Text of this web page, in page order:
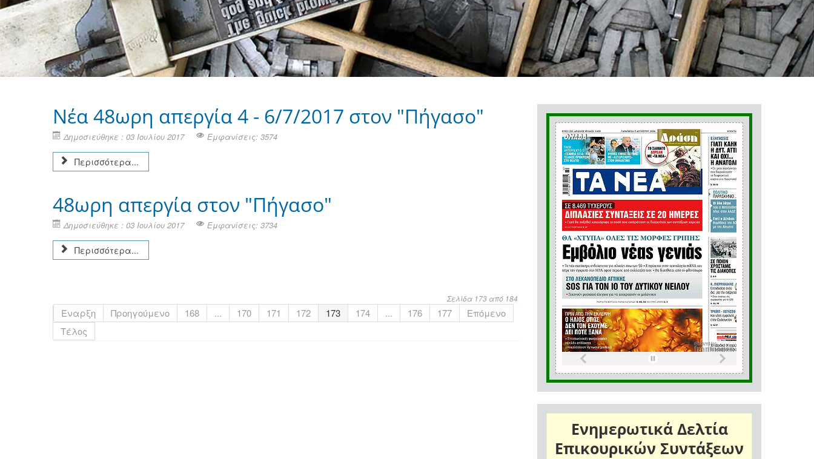
Νέα 48ωρη απεργία 4 - 6/7/2017 στον "Πήγασο"
Δημοσιεύθηκε : 03 Ιουλίου 2017 Εμφανίσεις: 3574
Περισσότερα...
48ωρη απεργία στον "Πήγασο"
Δημοσιεύθηκε : 03 Ιουλίου 2017 Εμφανίσεις: 3734
Περισσότερα...
Σελίδα 173 από 184
Έναρξη Προηγούμενο 168 ... 170 171 172 173 174 ... 176 177
Επόμενο
Τέλος
Ενημερωτικά Δελτία
Επικουρικών Συντάξεων